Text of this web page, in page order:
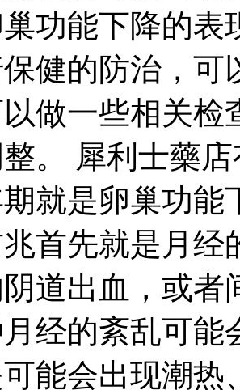
功能下降的表
健的防治，可
做一些相关检
。 犀利士藥
就是卵巢功能
首先就是月经
道出血，或者
经的紊乱可
能会出现潮热